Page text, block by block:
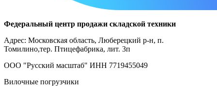
Федеральный центр продажи складской техники
Адрес: Московская область, Люберецкий р-н, п.
Томилино,тер. Птицефабрика, лит. 3п
ООО "Русский масштаб" ИНН 7719455049
Вилочные погрузчики